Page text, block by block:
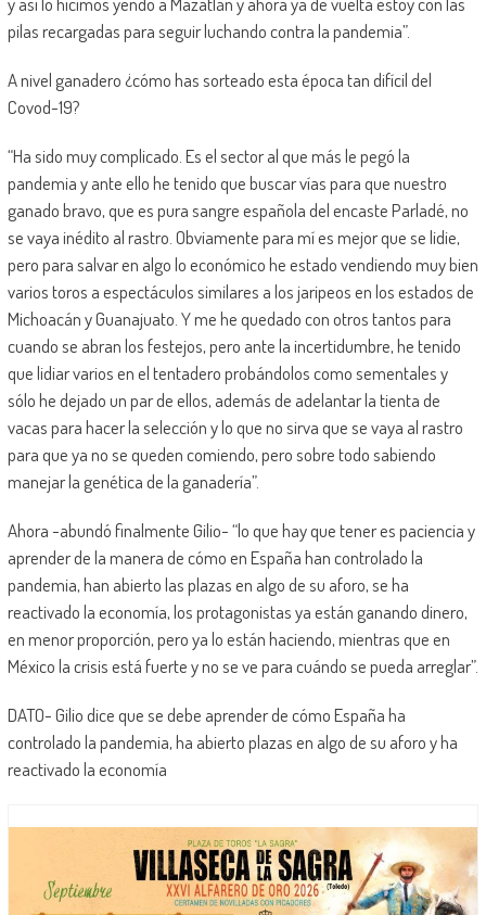
pilas recargadas para seguir luchando contra la pandemia”.
A nivel ganadero ¿cómo has sorteado esta época tan difícil del
Covod-19?
“Ha sido muy complicado. Es el sector al que más le pegó la
pandemia y ante ello he tenido que buscar vías para que nuestro
ganado bravo, que es pura sangre española del encaste Parladé, no
se vaya inédito al rastro. Obviamente para mí es mejor que se lidie,
pero para salvar en algo lo económico he estado vendiendo muy bien
varios toros a espectáculos similares a los jaripeos en los estados de
Michoacán y Guanajuato. Y me he quedado con otros tantos para
cuando se abran los festejos, pero ante la incertidumbre, he tenido
que lidiar varios en el tentadero probándolos como sementales y
sólo he dejado un par de ellos, además de adelantar la tienta de
vacas para hacer la selección y lo que no sirva que se vaya al rastro
para que ya no se queden comiendo, pero sobre todo sabiendo
manejar la genética de la ganadería”.
Ahora -abundó finalmente Gilio- “lo que hay que tener es paciencia y
aprender de la manera de cómo en España han controlado la
pandemia, han abierto las plazas en algo de su aforo, se ha
reactivado la economía, los protagonistas ya están ganando dinero,
en menor proporción, pero ya lo están haciendo, mientras que en
México la crisis está fuerte y no se ve para cuándo se pueda arreglar”.
DATO- Gilio dice que se debe aprender de cómo España ha
controlado la pandemia, ha abierto plazas en algo de su aforo y ha
reactivado la economía